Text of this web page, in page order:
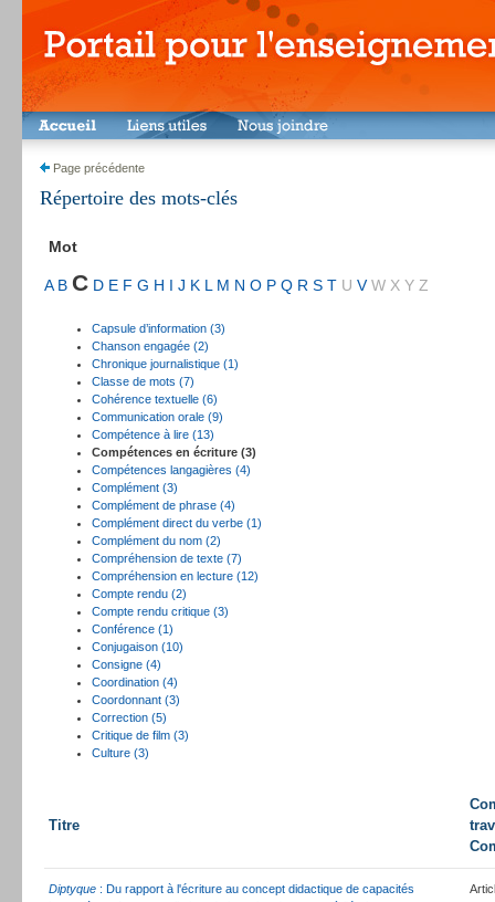
Page précédente
Répertoire des mots-clés
Mot
A B C D E F G H I J K L M N O P Q R S T U V W X Y Z
Capsule d’information (3)
Chanson engagée (2)
Chronique journalistique (1)
Classe de mots (7)
Cohérence textuelle (6)
Communication orale (9)
Compétence à lire (13)
Compétences en écriture (3)
Compétences langagières (4)
Complément (3)
Complément de phrase (4)
Complément direct du verbe (1)
Complément du nom (2)
Compréhension de texte (7)
Compréhension en lecture (12)
Compte rendu (2)
Compte rendu critique (3)
Conférence (1)
Conjugaison (10)
Consigne (4)
Coordination (4)
Coordonnant (3)
Correction (5)
Critique de film (3)
Culture (3)
Titre
Diptyque : Du rapport à l'écriture au concept didactique de capacités